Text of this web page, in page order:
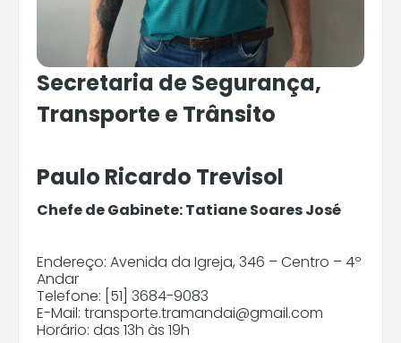
Secretaria da Saúde
Secretaria de Educação
Secretaria de Turismo
Social
Secretaria da Zona Sul
Secretaria de Meio Ambiente
Secretaria de Planejamento e
Desenvolvimento
Secretaria de Segurança,
Transporte e Trânsito
Paulo Ricardo Trevisol
Chefe de Gabinete: Tatiane Soares José
Endereço: Avenida da Igreja, 346 – Centro – 4º
Andar
Telefone: [51] 3684-9083
E-Mail: transporte.tramandai@gmail.com
Horário: das 13h às 19h